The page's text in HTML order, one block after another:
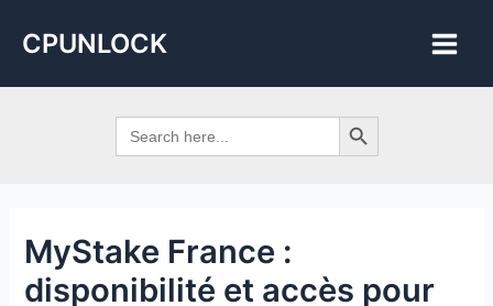
CPUNLOCK
Menu
Search
for:
Search Button
MyStake France :
disponibilité et accès pour
navigation